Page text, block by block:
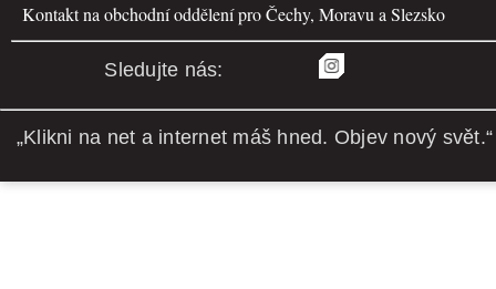
Kontakt na obchodní oddělení pro Čechy, Moravu a Slezsko
Sledujte nás:
„Klikni na net a internet máš hned. Objev nový svět.“